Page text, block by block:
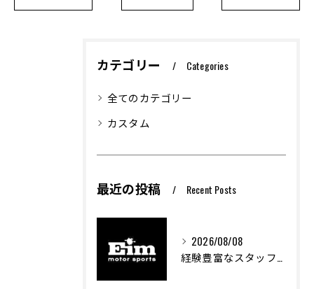
カテゴリー Categories
全てのカテゴリー
カスタム
最近の投稿 Recent Posts
2026/08/08
経験豊富なスタッフが創る車屋の魅力と技術